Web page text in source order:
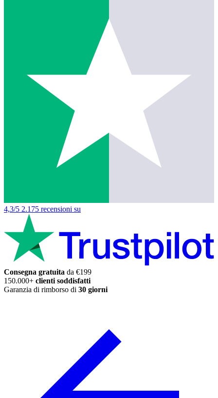
4,3/5 2.175 recensioni su
Consegna gratuita da €199
150.000+ clienti soddisfatti
Garanzia di rimborso di 30 giorni